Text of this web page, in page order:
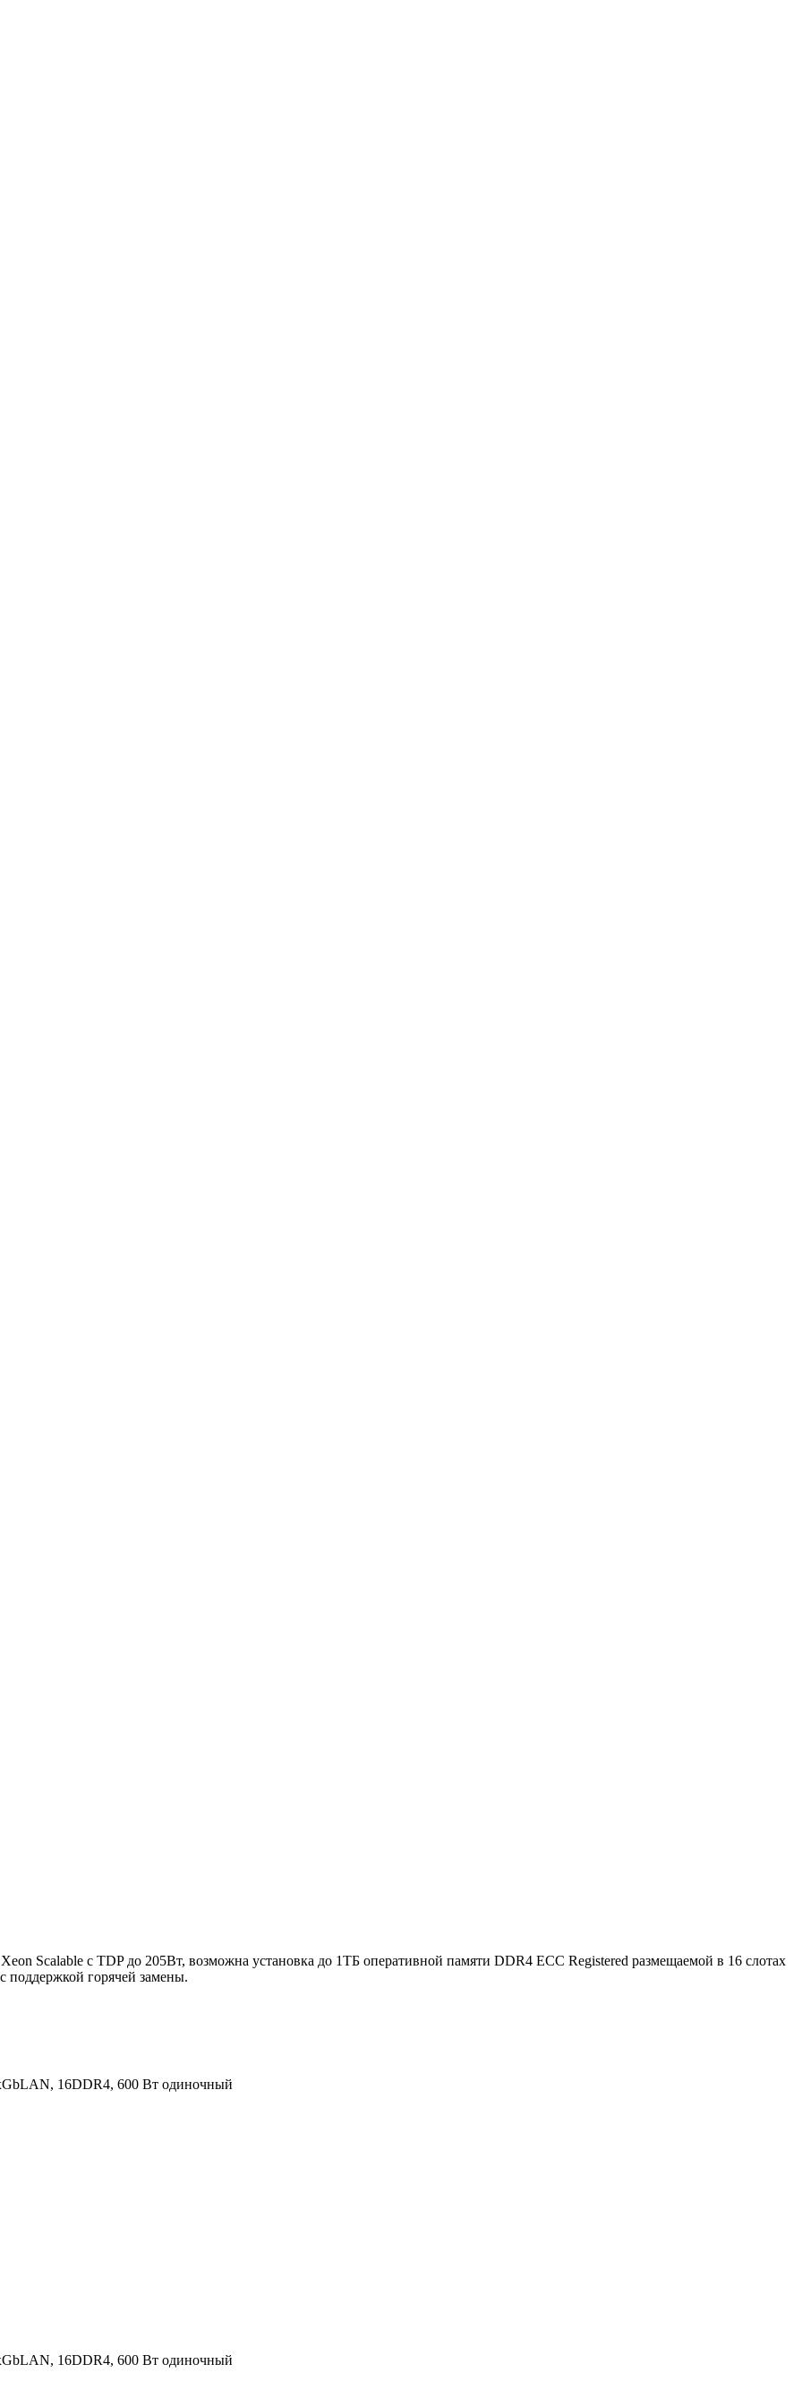
Scalable с TDP до 205Вт, возможна установка до 1ТБ оперативной памяти DDR4 ECC Registered размещаемой в 16 слотах
поддержкой горячей замены.
16DDR4, 600 Вт одиночный
16DDR4, 600 Вт одиночный